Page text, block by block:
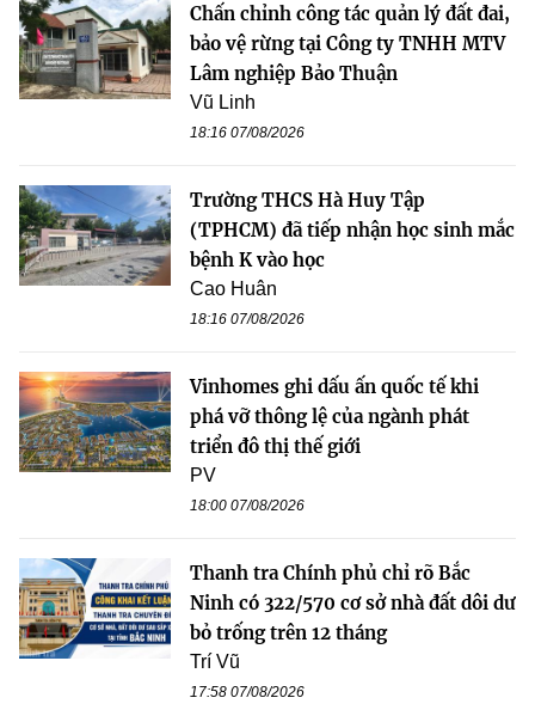
Chấn chỉnh công tác quản lý đất đai,
bảo vệ rừng tại Công ty TNHH MTV
Lâm nghiệp Bảo Thuận
Vũ Linh
18:16 07/08/2026
Trường THCS Hà Huy Tập
(TPHCM) đã tiếp nhận học sinh mắc
bệnh K vào học
Cao Huân
18:16 07/08/2026
Vinhomes ghi dấu ấn quốc tế khi
phá vỡ thông lệ của ngành phát
triển đô thị thế giới
PV
18:00 07/08/2026
Thanh tra Chính phủ chỉ rõ Bắc
Ninh có 322/570 cơ sở nhà đất dôi dư
bỏ trống trên 12 tháng
Trí Vũ
17:58 07/08/2026